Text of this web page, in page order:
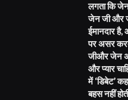
लगता कि
जेन जी और
ईमानदार
पर असर
जीऔर जेन
और प्यार
में ‘डिबेट’
बहस नहीं